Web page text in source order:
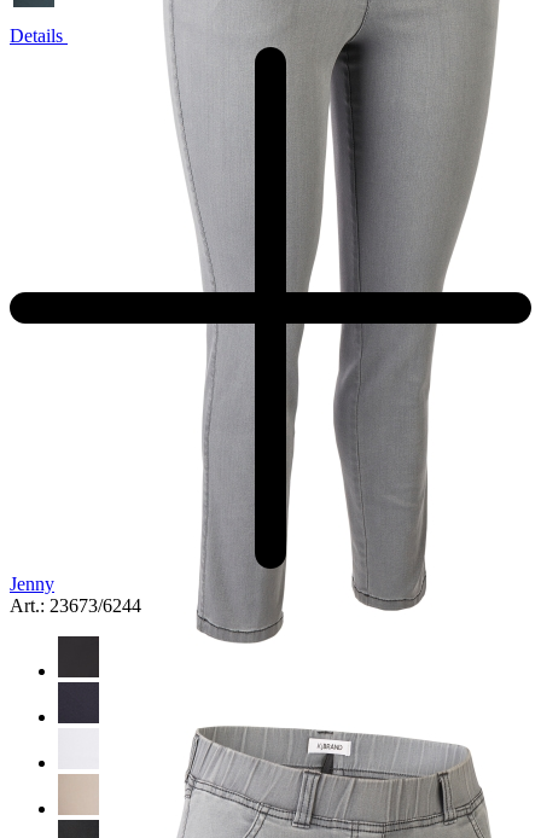
Details
Jenny
Art.: 23673/6244